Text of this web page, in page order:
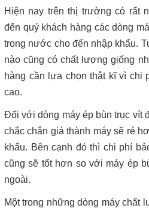
Hiện nay trên thị trường có rất
đến quý khách hàng các dòng
trong nước cho đến nhập khẩu.
nào cũng có chất lượng giống
hàng cần lựa chọn thật kĩ vì chi
cao.
Đối với dòng máy ép bùn trục vít
chắc chắn giá thành máy sẽ rẻ
khẩu. Bên cạnh đó thì chi phí
cũng sẽ tốt hơn so với máy ép
ngoài.
Một trong những dòng máy chất